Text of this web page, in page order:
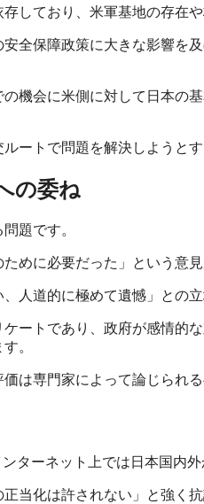
しており、米軍基地の存在
全保障政策に大きな影響を
機会に米側に対して日本の
ートで問題を解決しようと
の委ね
題です。
めに必要だった」という意見
人道的に極めて遺憾」との立
ートであり、政府が感情的
。
は専門家によって論じられ
ターネット上では日本国内
当化は許されない」と強く